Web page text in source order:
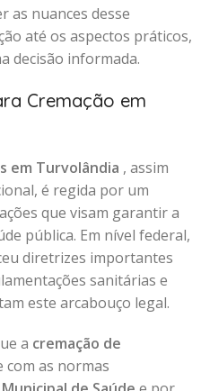
as nuances desse
até os aspectos práticos,
decisão informada.
Cremação em
em Turvolândia , assim
é regida por um
que visam garantir a
pública. Em nível federal,
diretrizes importantes
sanitárias e
este arcabouço legal.
a cremação de
com as normas